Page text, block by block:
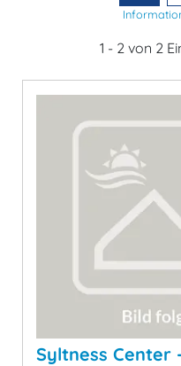
1 - 2 von 2
Syltness Center